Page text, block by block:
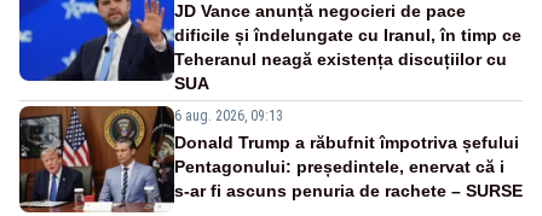
JD Vance anunță negocieri de pace
dificile și îndelungate cu Iranul, în timp ce
Teheranul neagă existența discuțiilor cu
SUA
6 aug. 2026, 09:13
Donald Trump a răbufnit împotriva șefului
Pentagonului: președintele, enervat că i
s-ar fi ascuns penuria de rachete – SURSE